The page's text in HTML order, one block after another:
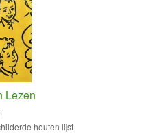
Lezen
houten lijst